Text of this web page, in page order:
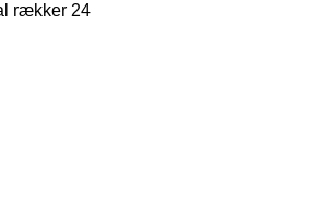
rækker 24